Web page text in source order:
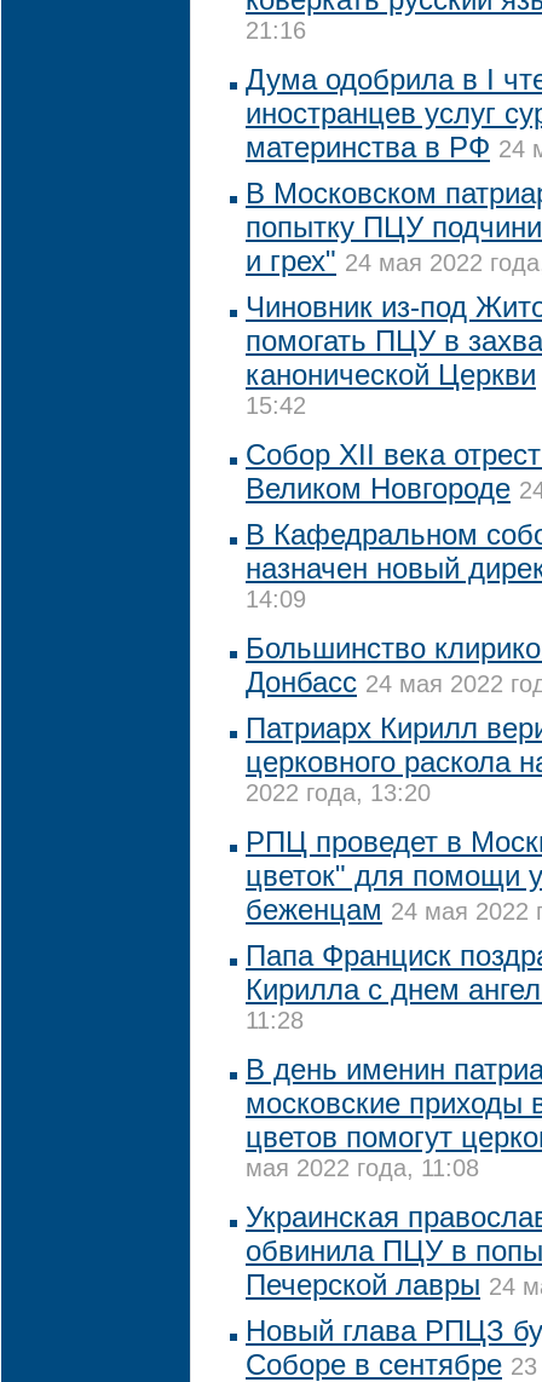
21:16
Дума одобрила в I
иностранцев услуг
материнства в РФ 24
В Московском
попытку ПЦУ
и грех" 24 мая 2022
Чиновник из-под
помогать ПЦУ в
канонической Церкви
15:42
Собор XII века
Великом Новгороде
В Кафедральном
назначен новый
14:09
Большинство
Донбасс 24 мая 2022
Патриарх Кирилл
церковного раскола
2022 года, 13:20
РПЦ проведет в
цветок" для помощи
беженцам 24 мая 2022
Папа Франциск
Кирилла с днем
11:28
В день именин
московские приходы
цветов помогут
мая 2022 года, 11:08
Украинская
обвинила ПЦУ в
Печерской лавры 24
Новый глава РПЦЗ
Соборе в сентябре